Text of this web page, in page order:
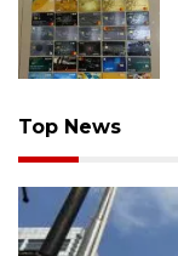
Top News